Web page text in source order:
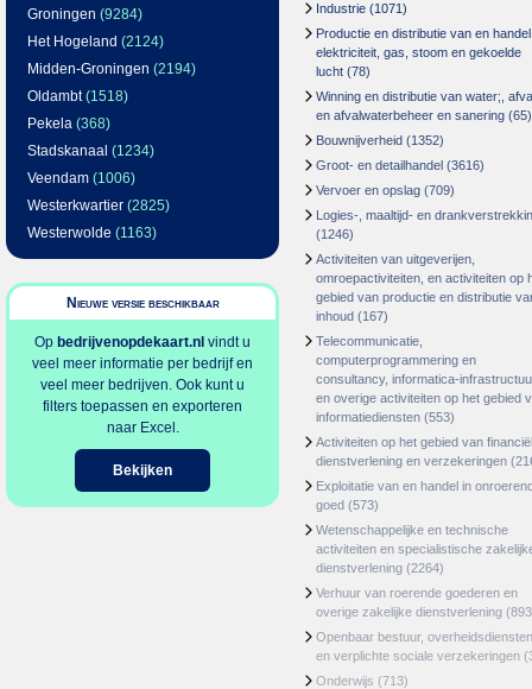
Groningen (9284)
Het Hogeland (2124)
Midden-Groningen (2194)
Oldambt(1518)
Pekela (368)
Stadskanaal (1234)
Veendam (1006)
Westerkwartier (2825)
Westerwolde (1163)
Nieuwe versie beschikbaar
Op bedrijvenopdekaart.nl vindt u
veel meer informatie per bedrijf en
veel meer bedrijven. Ook kunt u
filters toepassen en exporteren
naar Excel.
Bekijken
Industrie (1071)
Productie en distributie van en
elektriciteit, gas, stoom en gekoelde
lucht (78)
Winning en distributie van water;,
en afvalwaterbeheer en sanering (65)
Bouwnijverheid (1352)
Groot- en detailhandel (3616)
Vervoer en opslag (709)
Logies-, maaltijd- en
(1246)
Activiteiten van uitgeverijen,
omroepactiviteiten, en activiteiten op
gebied van productie en distributie
inhoud (167)
Telecommunicatie,
computerprogrammering en
consultancy, informatica-
en overige activiteiten op het gebied
informatiediensten (553)
Activiteiten op het gebied van
dienstverlening en verzekeringen
Exploitatie van en handel in
goed (573)
Wetenschappelijke en technische
activiteiten en specialistische
dienstverlening (2264)
Verhuur van roerende goederen en
overige zakelijke dienstverlening
Openbaar bestuur, overheidsdiensten
en verplichte sociale verzekeringen
Onderwijs (713)